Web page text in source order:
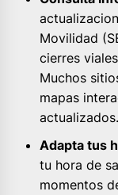
Movilidad
cierres
Muchos
mapas
actualizados.
Adapta tus
tu hora de
momentos